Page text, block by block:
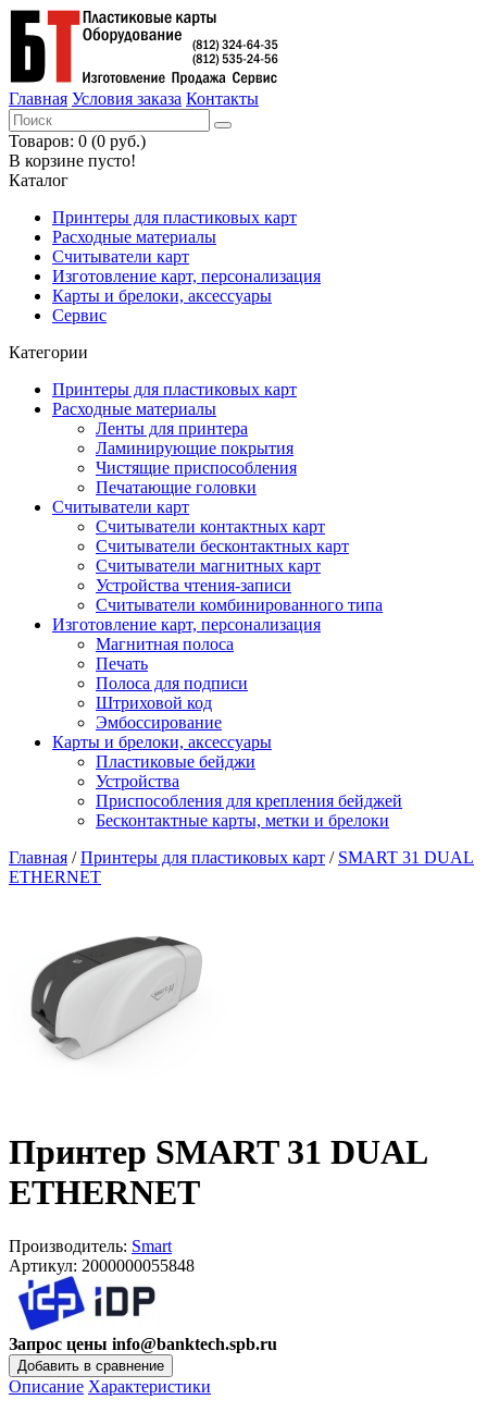
Главная Условия заказа Контакты
Товаров: 0 (0 руб.)
В корзине пусто!
Каталог
Принтеры для пластиковых карт
Расходные материалы
Считыватели карт
Изготовление карт, персонализация
Карты и брелоки, аксессуары
Сервис
Категории
Принтеры для пластиковых карт
Расходные материалы
Ленты для принтера
Ламинирующие покрытия
Чистящие приспособления
Печатающие головки
Считыватели карт
Считыватели контактных карт
Считыватели бесконтактных карт
Считыватели магнитных карт
Устройства чтения-записи
Считыватели комбинированного типа
Изготовление карт, персонализация
Магнитная полоса
Печать
Полоса для подписи
Штриховой код
Эмбоссирование
Карты и брелоки, аксессуары
Пластиковые бейджи
Устройства
Приспособления для крепления бейджей
Бесконтактные карты, метки и брелоки
Главная / Принтеры для пластиковых карт / SMART 31 DUAL
ETHERNET
Принтер SMART 31 DUAL
ETHERNET
Производитель: Smart
Артикул: 2000000055848
Запрос цены info@banktech.spb.ru
Описание Характеристики